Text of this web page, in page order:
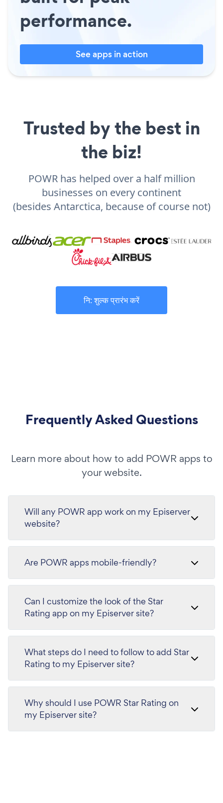
performance.
See apps in action
Trusted by the best in
the biz!
POWR has helped over a half million
businesses on every continent
(besides Antarctica, because of course not)
नि: शुल्क प्रारंभ करें
Frequently Asked Questions
Learn more about how to add POWR apps to
your website.
Will any POWR app work on my Episerver
website?
Are POWR apps mobile-friendly?
Can I customize the look of the Star
Rating app on my Episerver site?
What steps do I need to follow to add Star
Rating to my Episerver site?
Why should I use POWR Star Rating on
my Episerver site?